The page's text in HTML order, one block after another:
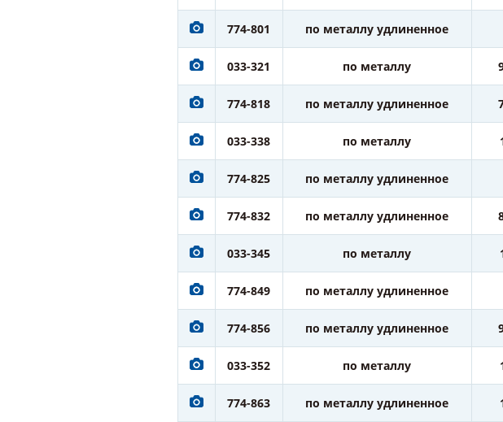
774-801 по металлу удлиненное
033-321 по металлу
774-818 по металлу удлиненное
033-338 по металлу
774-825 по металлу удлиненное
774-832 по металлу удлиненное
033-345 по металлу
774-849 по металлу удлиненное
774-856 по металлу удлиненное
033-352 по металлу
774-863 по металлу удлиненное